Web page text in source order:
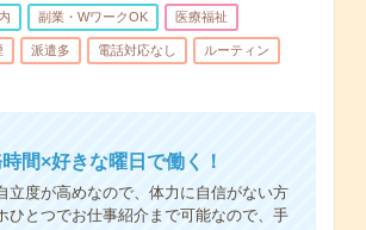
副業・WワークOK 医療福祉
派遣多 電話対応なし ルーティン
間×好きな曜日で働く！
度が高めなので、体力に自信がない方
とつでお仕事紹介まで可能なので、手